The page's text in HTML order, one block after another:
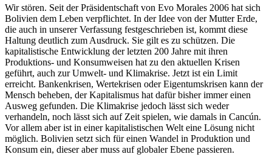
Wir stören. Seit der Präsidentschaft von Evo Morales 2006 hat sich
Bolivien dem Leben verpflichtet. In der Idee von der Mutter Erde,
die auch in unserer Verfassung festgeschrieben ist, kommt diese
Haltung deutlich zum Ausdruck. Sie gilt es zu schützen. Die
kapitalistische Entwicklung der letzten 200 Jahre mit ihren
Produktions- und Konsumweisen hat zu den aktuellen Krisen
geführt, auch zur Umwelt- und Klimakrise. Jetzt ist ein Limit
erreicht. Bankenkrisen, Wertekrisen oder Eigentumskrisen kann der
Mensch beheben, der Kapitalismus hat dafür bisher immer einen
Ausweg gefunden. Die Klimakrise jedoch lässt sich weder
verhandeln, noch lässt sich auf Zeit spielen, wie damals in Cancún.
Vor allem aber ist in einer kapitalistischen Welt eine Lösung nicht
möglich. Bolivien setzt sich für einen Wandel in Produktion und
Konsum ein, dieser aber muss auf globaler Ebene passieren.